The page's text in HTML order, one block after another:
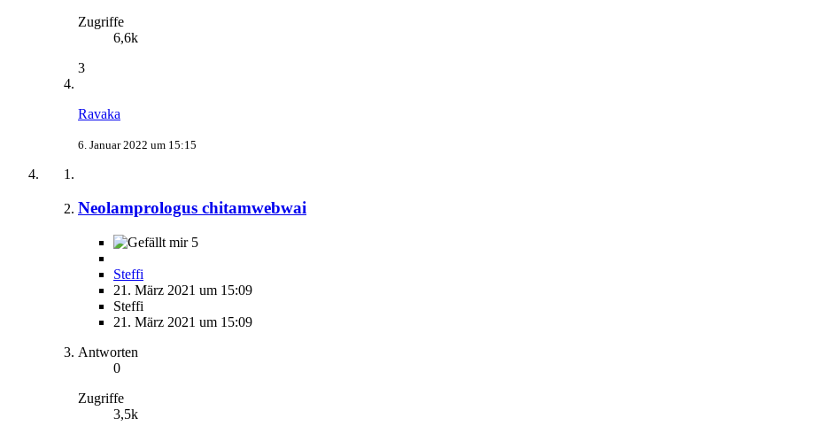
Zugriffe
6,6k
3
Ravaka
6. Januar 2022 um 15:15
Neolamprologus chitamwebwai
5
Steffi
21. März 2021 um 15:09
Steffi
21. März 2021 um 15:09
Antworten
0
Zugriffe
3,5k